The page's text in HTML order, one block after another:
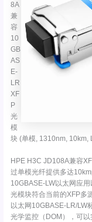
8A
兼
容
10
GB
AS
E-
LR
XF
P
光
模
块 (单模, 1310nm, 10km,
HPE H3C JD108A兼容
过单模光纤提供多达
10GBASE-LW以太网应
光模块符合当前的XFP多
以太网10GBASE-LR/LW
光学监控（DOM），可